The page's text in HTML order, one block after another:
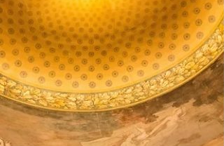
familiares son una experiencia vivencial
ayuda a ver y comprender las dinámicas
invisibles que influyen en nuest